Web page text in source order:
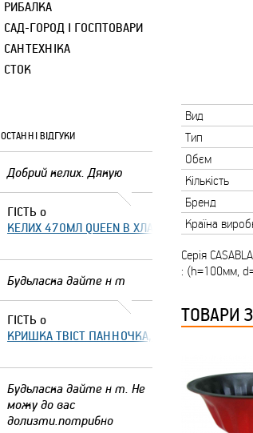
РИБАЛКА
САД-ГОРОД І ГОСПТОВАРИ
САНТЕХНІКА
СТОК
ОСТАННІ ВІДГУКИ
Добрий келих. Дякую
ГІСТЬ о
КЕЛИХ 470МЛ QUEEN В ХЛАМІНГО ТМ
Будьласка дайте н т
ГІСТЬ о
КРИШКА ТВІСТ ПАННОЧКА, ЩО
Будьласка дайте н т. Не
можу до вас
долизти.потрибно
Вид
Тип
Обєм
Кількість
Бренд
Країна
Серія
: (h=100мм,
ТОВАРИ